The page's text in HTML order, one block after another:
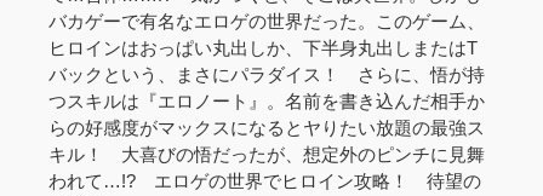
バカゲーで有名なエロゲの世界だった。このゲーム、
ヒロインはおっぱい丸出しか、下半身丸出しまたはT
バックという、まさにパラダイス！ さらに、悟が持
つスキルは『エロノート』。名前を書き込んだ相手か
らの好感度がマックスになるとヤりたい放題の最強ス
キル！ 大喜びの悟だったが、想定外のピンチに見舞
われて…!? エロゲの世界でヒロイン攻略！ 待望の